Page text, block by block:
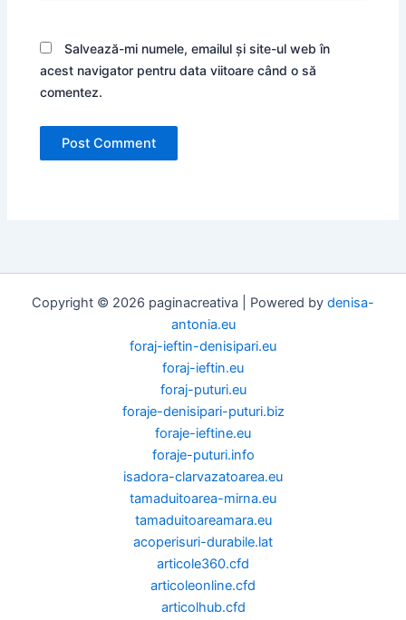
Salvează-mi numele, emailul și site-ul web în
acest navigator pentru data viitoare când o să
comentez.
Copyright © 2026 paginacreativa | Powered by denisa-
antonia.eu
foraj-ieftin-denisipari.eu
foraj-ieftin.eu
foraj-puturi.eu
foraje-denisipari-puturi.biz
foraje-ieftine.eu
foraje-puturi.info
isadora-clarvazatoarea.eu
tamaduitoarea-mirna.eu
tamaduitoareamara.eu
acoperisuri-durabile.lat
articole360.cfd
articoleonline.cfd
articolhub.cfd